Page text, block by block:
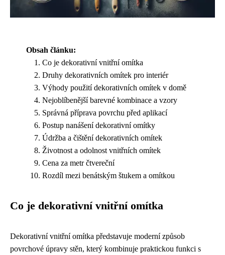
Obsah článku:
Co je dekorativní vnitřní omítka
Druhy dekorativních omítek pro interiér
Výhody použití dekorativních omítek v domě
Nejoblíbenější barevné kombinace a vzory
Správná příprava povrchu před aplikací
Postup nanášení dekorativní omítky
Údržba a čištění dekorativních omítek
Životnost a odolnost vnitřních omítek
Cena za metr čtvereční
Rozdíl mezi benátským štukem a omítkou
Co je dekorativní vnitřní omítka
Dekorativní vnitřní omítka představuje moderní způsob
povrchové úpravy stěn, který kombinuje praktickou funkci s